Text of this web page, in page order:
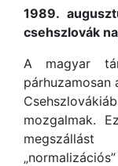
1989.
csehszlovák
A magyar
párhuzamosan
mozgalmak.